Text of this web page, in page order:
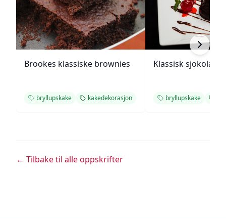
Brookes klassiske brownies
bryllupskake kakedekorasjon
Klassisk
bryllupskake
← Tilbake til alle oppskrifter